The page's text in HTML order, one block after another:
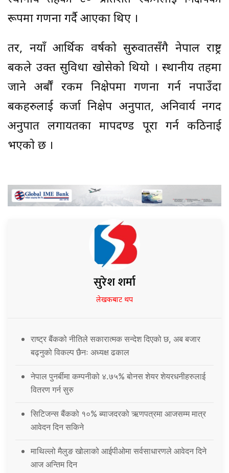
रूपमा गणना गर्दै आएका थिए ।
तर, नयाँ आर्थिक वर्षको सुरुवातसँगै नेपाल राष्ट्र
बैंकले उक्त सुविधा खोसेको थियो । स्थानीय तहमा
जाने अर्बाैं रकम निक्षेपमा गणना गर्न नपाउँदा
बैंकहरुलाई कर्जा निक्षेप अनुपात, अनिवार्य नगद
अनुपात लगायतका मापदण्ड पूरा गर्न कठिनाई
भएको छ ।
सुरेश शर्मा
लेखकबाट थप
राष्ट्र बैंकको नीतिले सकारात्मक सन्देश दिएको छ, अब बजार
बढ्नुको विकल्प छैनः अध्यक्ष ढकाल
नेपाल पुनर्बीमा कम्पनीको ४.७५% बोनस शेयर शेयरधनीहरुलाई
वितरण गर्न सुरु
सिटिजन्स बैंकको १०% ब्याजदरको ऋणपत्रमा आजसम्म मात्र
आवेदन दिन सकिने
माथिल्लो मैलुङ खोलाको आईपीओमा सर्वसाधारणले आवेदन दिने
आज अन्तिम दिन